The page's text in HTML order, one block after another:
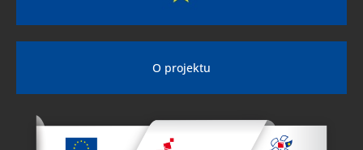
O projektu